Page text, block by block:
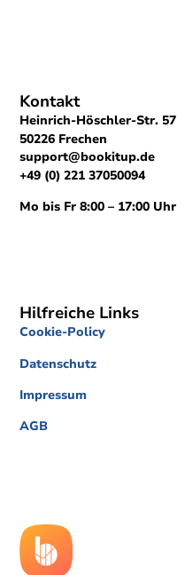
Hilfreiche Links
Cookie-Policy
Datenschutz
Impressum
AGB
Kontakt
Heinrich-Höschler-Str. 57
50226 Frechen
support@bookitup.de
+49 (0) 221 37050094
Mo bis Fr 8:00 – 17:00 Uhr